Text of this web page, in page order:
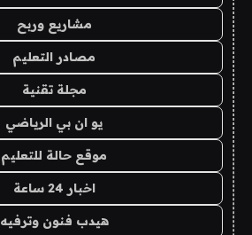
مشاريع وربح
مصادر التعليم
مجلة تقنية
يو ان بي الرياضي
موقع حالة للتعليم
اخبار 24 ساعة
هيدب فنون وترفيه